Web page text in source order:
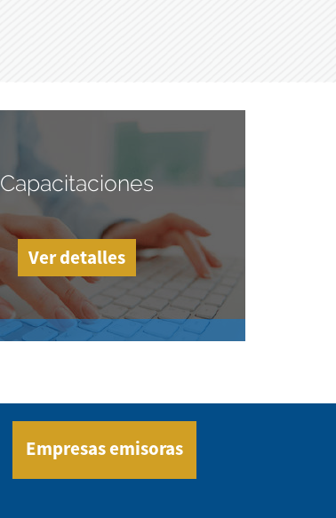
Capacitaciones
Ver detalles
Empresas emisoras